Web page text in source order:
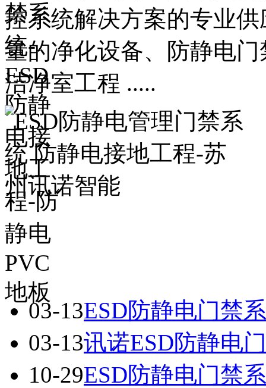
控系统解决方案的专业
量的净化设备、防静电
洁净室工程 .....
03-13ESD防静电门禁
03-13讯诺ESD防静电
10-29ESD防静电门禁